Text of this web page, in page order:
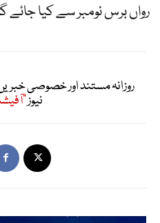
رواں برس نومبر سے کیا جائے
روزانہ مستند اور خصوصی
نیوز